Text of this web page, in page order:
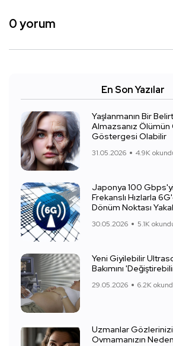
0 yorum
En Son Yazılar
Yaşlanmanın Bir
Almazsanız Ölümün
Göstergesi Olabilir
31.05.2026 4.9K
Japonya 100
Frekanslı Hızlarla
Dönüm Noktası
30.05.2026 5.1K
Yeni Giyilebilir
Bakımını
29.05.2026 6.2K
Uzmanlar
Ovmamanızın